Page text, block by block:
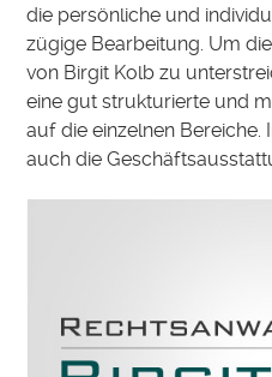
die persönliche und
zügige Bearbeitung. Um
von Birgit Kolb zu
eine gut strukturierte und
auf die einzelnen
auch die